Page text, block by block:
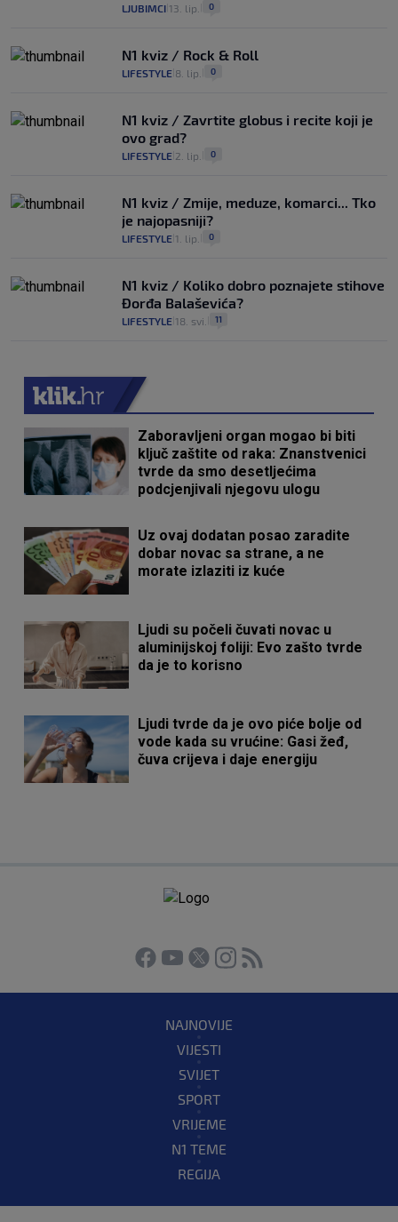
LJUBIMCI 13. lip. 0
N1 kviz / Rock & Roll
LIFESTYLE 8. lip. 0
N1 kviz / Zavrtite globus i recite koji je
ovo grad?
LIFESTYLE 2. lip. 0
N1 kviz / Zmije, meduze, komarci... Tko
je najopasniji?
LIFESTYLE 1. lip. 0
N1 kviz / Koliko dobro poznajete stihove
Đorđa Balaševića?
LIFESTYLE 18. svi. 11
Zaboravljeni organ mogao bi biti
ključ zaštite od raka: Znanstvenici
tvrde da smo desetljećima
podcjenjivali njegovu ulogu
Uz ovaj dodatan posao zaradite
dobar novac sa strane, a ne
morate izlaziti iz kuće
Ljudi su počeli čuvati novac u
aluminijskoj foliji: Evo zašto tvrde
da je to korisno
Ljudi tvrde da je ovo piće bolje od
vode kada su vrućine: Gasi žeđ,
čuva crijeva i daje energiju
NAJNOVIJE
VIJESTI
SVIJET
SPORT
VRIJEME
N1 TEME
REGIJA